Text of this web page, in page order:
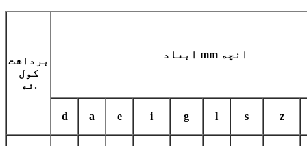
برداشت
کول
نه.
ابعاد mm انچه
d a e i g l s z